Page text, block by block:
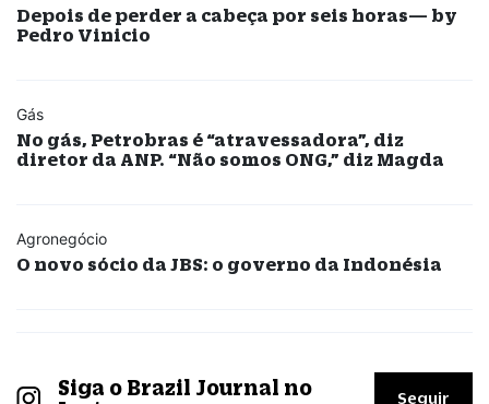
Depois de perder a cabeça por seis horas— by
Pedro Vinicio
Gás
No gás, Petrobras é “atravessadora”, diz
diretor da ANP. “Não somos ONG,” diz Magda
Agronegócio
O novo sócio da JBS: o governo da Indonésia
Siga o Brazil Journal no
Seguir